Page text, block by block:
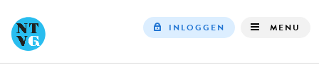
INLOGGEN MENU